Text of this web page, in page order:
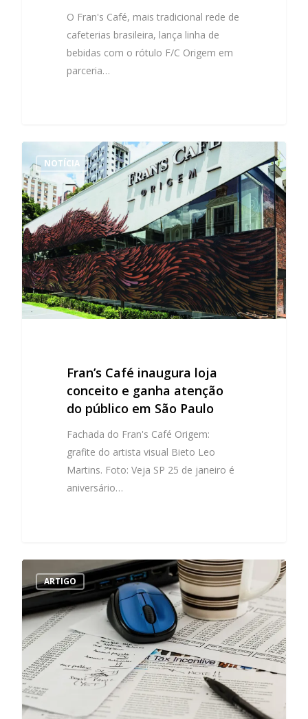
O Fran's Café, mais tradicional rede de
cafeterias brasileira, lança linha de
bebidas com o rótulo F/C Origem em
parceria…
NOTÍCIA
Fran’s Café inaugura loja
conceito e ganha atenção
do público em São Paulo
Fachada do Fran's Café Origem:
grafite do artista visual Bieto Leo
Martins. Foto: Veja SP 25 de janeiro é
aniversário…
ARTIGO